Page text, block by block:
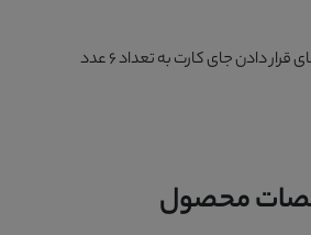
قرار دادن جای کارت به تعداد 6 عدد
محصول